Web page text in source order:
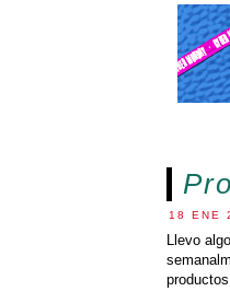
18 ENE
Llevo